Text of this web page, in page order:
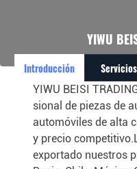
YIWU
Introducción Servicios
YIWU BEISI
sional de piezas de
automóviles de alta
y precio
exportado nuestros